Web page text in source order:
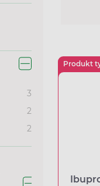
3
2
2
Produkt